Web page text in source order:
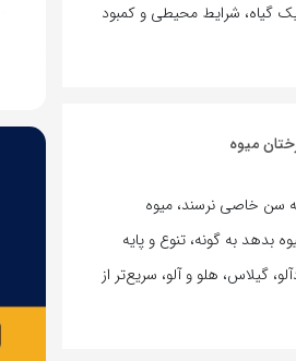
گیاه، شرایط محیطی و کمبود
میوه
سن خاصی نرسند، میوه
به گونه، تنوع و پایه
گیلاس، هلو و آلو، سریع‌تر از